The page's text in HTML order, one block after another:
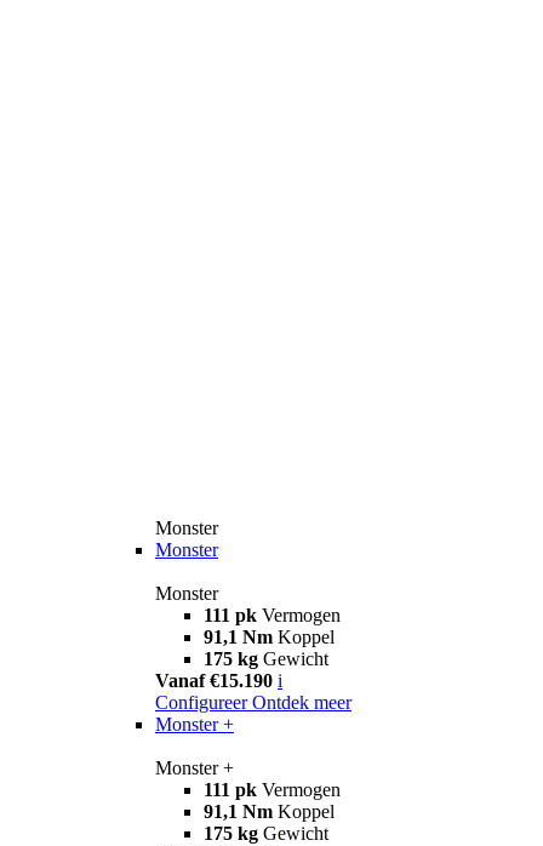
Monster
Monster
Monster
111 pk Vermogen
91,1 Nm Koppel
175 kg Gewicht
Vanaf €15.190 i
Configureer Ontdek meer
Monster +
Monster +
111 pk Vermogen
91,1 Nm Koppel
175 kg Gewicht